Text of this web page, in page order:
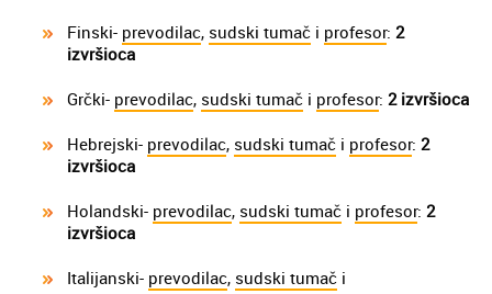
Finski- prevodilac, sudski tumač i profesor: 2
izvršioca
Grčki- prevodilac, sudski tumač i profesor: 2 izvršioca
Hebrejski- prevodilac, sudski tumač i profesor: 2
izvršioca
Holandski- prevodilac, sudski tumač i profesor: 2
izvršioca
Italijanski- prevodilac, sudski tumač i